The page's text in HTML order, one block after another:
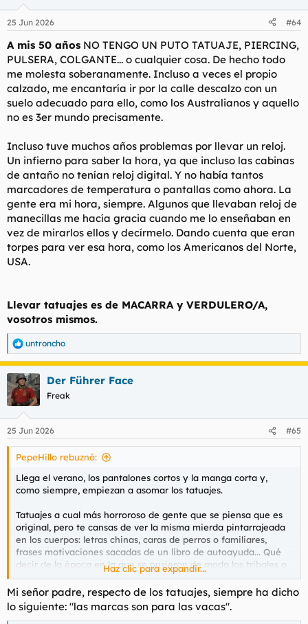
e
:
25 Jun 2026 #64
A mis 50 años NO TENGO UN PUTO TATUAJE, PIERCING,
PULSERA, COLGANTE... o cualquier cosa. De hecho todo
me molesta soberanamente. Incluso a veces el propio
calzado, me encantaría ir por la calle descalzo con un
suelo adecuado para ello, como los Australianos y aquello
no es 3er mundo precisamente.
Incluso tuve muchos años problemas por llevar un reloj.
Un infierno para saber la hora, ya que incluso las cabinas
de antaño no tenían reloj digital. Y no había tantos
marcadores de temperatura o pantallas como ahora. La
gente era mi hora, siempre. Algunos que llevaban reloj de
manecillas me hacía gracia cuando me lo enseñaban en
vez de mirarlos ellos y decírmelo. Dando cuenta que eran
torpes para ver esa hora, como los Americanos del Norte,
USA.
Llevar tatuajes es de MACARRA y VERDULERO/A,
vosotros mismos.
R
e
a
c
c
i
e
s
untroncho
Der Führer Face
Freak
25 Jun 2026 #65
PepeHillo rebuznó:
Llega el verano, los pantalones cortos y la manga corta y,
como siempre, empiezan a asomar los tatuajes.
Tatuajes a cual más horroroso de gente que se piensa que es
original, pero te cansas de ver la misma mierda pintarrajeada
en los cuerpos: letras chinas, caras de perros o familiares,
frases motivaciones sacadas de un libro de autoayuda... Qué
decir de la época en la que se pusieron de moda los tribales o
los tatuajes de choni encima de la rajá del culo...
En fin, la decadencia de occidente.
Haz clic para expandir...
Mi señor padre, respecto de los tatuajes, siempre ha dicho
lo siguiente: "las marcas son para las vacas".